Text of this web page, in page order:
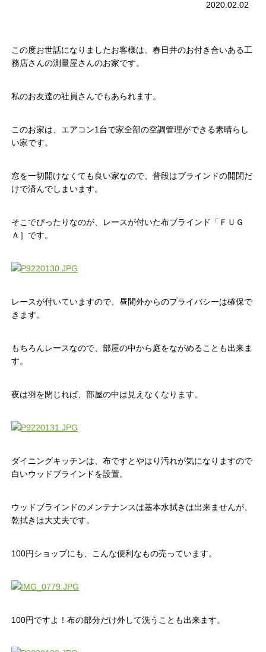
2020.02.02
この度お世話になりましたお客様は、春日井のお付き合いある工
務店さんの測量屋さんのお家です。
私のお友達の社員さんでもあられます。
このお家は、エアコン1台で家全部の空調管理ができる素晴らし
い家です。
窓を一切開けなくても良い家なので、普段はブラインドの開閉だ
けで済んでしまいます。
そこでぴったりなのが、レースが付いた布ブラインド「ＦＵＧ
Ａ］です。
レースが付いていますので、昼間外からのプライバシーは確保で
きます。
もちろんレースなので、部屋の中から庭をながめることも出来ま
す。
夜は羽を閉じれば、部屋の中は見えなくなります。
ダイニングキッチンは、布ですとやはり汚れが気になりますので
白いウッドブラインドを設置。
ウッドブラインドのメンテナンスは基本水拭きは出来ませんが、
乾拭きは大丈夫です。
100円ショップにも、こんな便利なもの売っています。
100円ですよ！布の部分だけ外して洗うことも出来ます。